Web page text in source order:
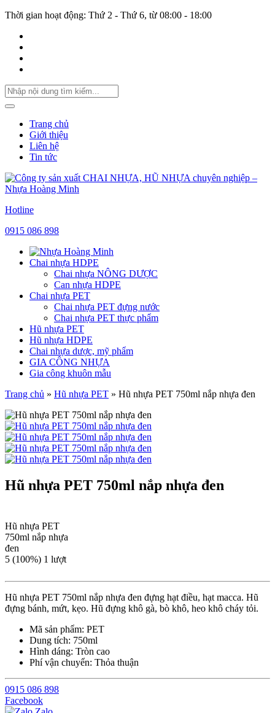
Thời gian hoạt động: Thứ 2 - Thứ 6, từ 08:00 - 18:00
Trang chủ
Giới thiệu
Liên hệ
Tin tức
Hotline
0915 086 898
Chai nhựa HDPE
Chai nhựa NÔNG DƯỢC
Can nhựa HDPE
Chai nhựa PET
Chai nhựa PET đựng nước
Chai nhựa PET thực phẩm
Hũ nhựa PET
Hũ nhựa HDPE
Chai nhựa dược, mỹ phẩm
GIA CÔNG NHỰA
Gia công khuôn mẫu
Trang chủ » Hũ nhựa PET » Hũ nhựa PET 750ml nắp nhựa đen
Hũ nhựa PET 750ml nắp nhựa đen
Hũ nhựa PET
750ml nắp nhựa
đen
5 (100%) 1 lượt
Hũ nhựa PET 750ml nắp nhựa đen đựng hạt điều, hạt macca. Hũ
đựng bánh, mứt, kẹo. Hũ đựng khô gà, bò khô, heo khô cháy tỏi.
Mã sản phẩm: PET
Dung tích: 750ml
Hình dáng: Tròn cao
Phí vận chuyển: Thỏa thuận
0915 086 898
Facebook